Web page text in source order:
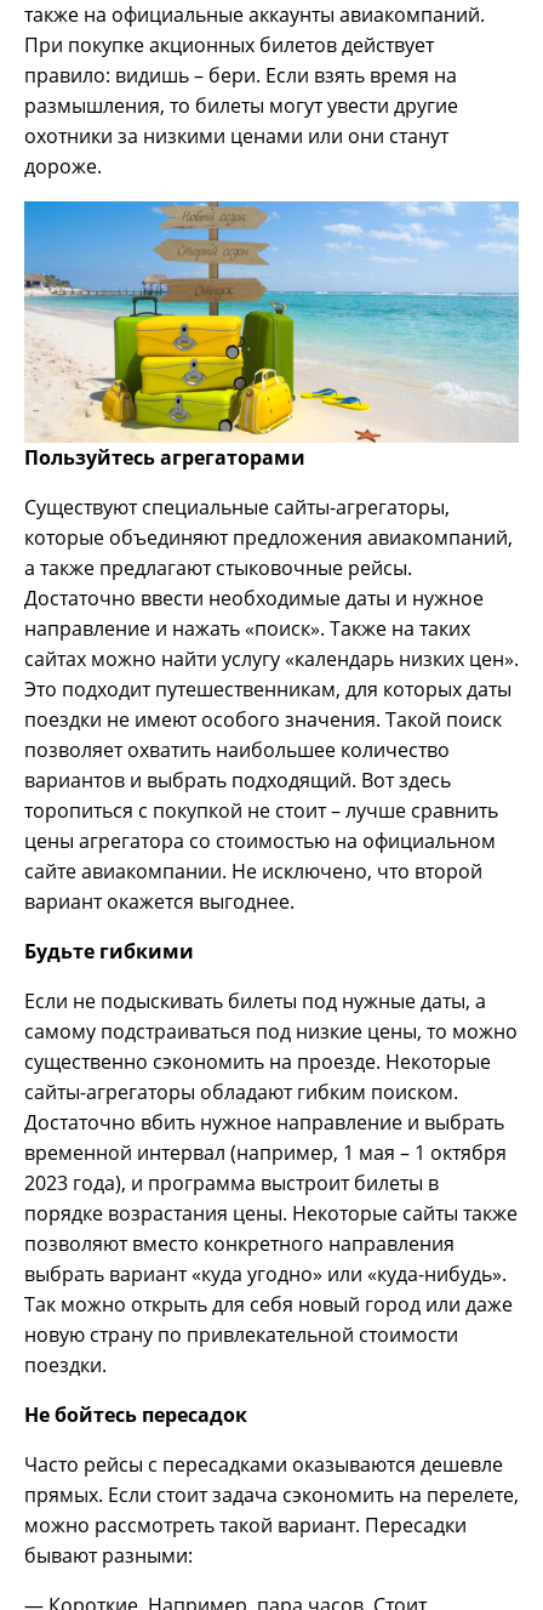
также на официальные аккаунты авиакомпаний.
При покупке акционных билетов действует
правило: видишь – бери. Если взять время на
размышления, то билеты могут увести другие
охотники за низкими ценами или они станут
дороже.
Пользуйтесь агрегаторами
Существуют специальные сайты-агрегаторы,
которые объединяют предложения авиакомпаний,
а также предлагают стыковочные рейсы.
Достаточно ввести необходимые даты и нужное
направление и нажать «поиск». Также на таких
сайтах можно найти услугу «календарь низких цен».
Это подходит путешественникам, для которых даты
поездки не имеют особого значения. Такой поиск
позволяет охватить наибольшее количество
вариантов и выбрать подходящий. Вот здесь
торопиться с покупкой не стоит – лучше сравнить
цены агрегатора со стоимостью на официальном
сайте авиакомпании. Не исключено, что второй
вариант окажется выгоднее.
Будьте гибкими
Если не подыскивать билеты под нужные даты, а
самому подстраиваться под низкие цены, то можно
существенно сэкономить на проезде. Некоторые
сайты-агрегаторы обладают гибким поиском.
Достаточно вбить нужное направление и выбрать
временной интервал (например, 1 мая – 1 октября
2023 года), и программа выстроит билеты в
порядке возрастания цены. Некоторые сайты также
позволяют вместо конкретного направления
выбрать вариант «куда угодно» или «куда-нибудь».
Так можно открыть для себя новый город или даже
новую страну по привлекательной стоимости
поездки.
Не бойтесь пересадок
Часто рейсы с пересадками оказываются дешевле
прямых. Если стоит задача сэкономить на перелете,
можно рассмотреть такой вариант. Пересадки
бывают разными: